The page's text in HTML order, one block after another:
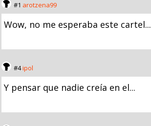
#1 arotzena99
Wow, no me esperaba este cartel...
#4ipol
Y pensar que nadie creía en el...